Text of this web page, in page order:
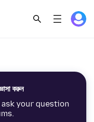
করুন
your question